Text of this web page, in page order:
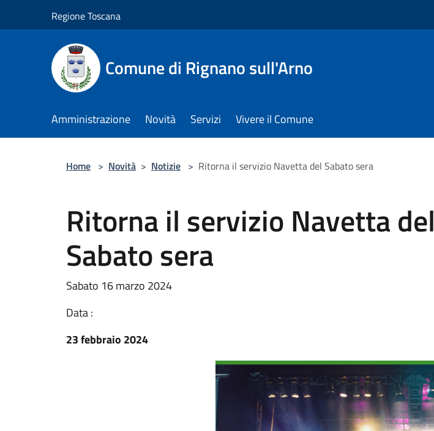
Regione Toscana
Comune di Rignano sull'Arno
Amministrazione Novità Servizi Vivere il Comune
Home > Novità > Notizie > Ritorna il servizio Navetta del Sabato sera
Ritorna il servizio Navetta del
Sabato sera
Sabato 16 marzo 2024
Data :
23 febbraio 2024